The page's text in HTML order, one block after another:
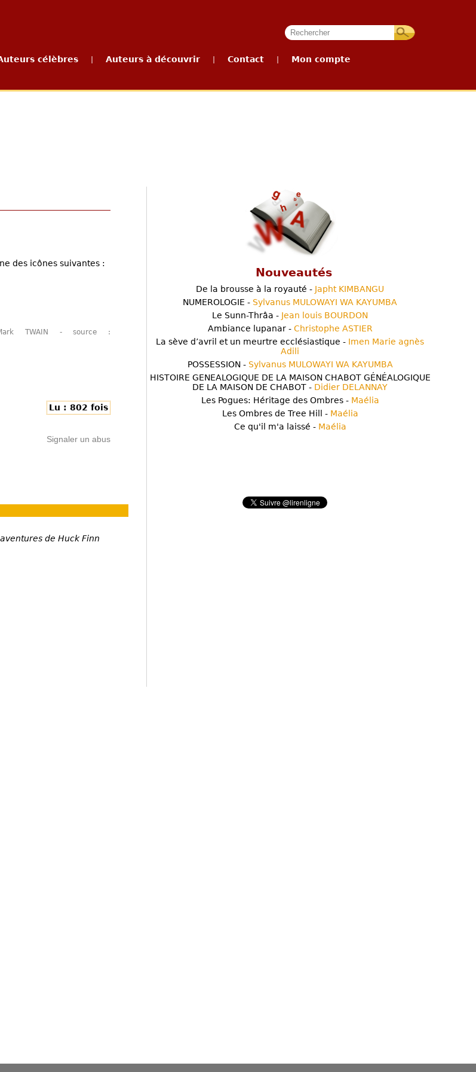
célèbres Auteurs à découvrir Contact Mon compte
des icônes suivantes :
TWAIN - source :
Lu : 802 fois
Signaler un abus
de Huck Finn
Nouveautés
De la brousse à la royauté - Japht KIMBANGU
NUMEROLOGIE - Sylvanus MULOWAYI WA KAYUMBA
Le Sunn-Thrâa - Jean louis BOURDON
Ambiance lupanar - Christophe ASTIER
La sève d’avril et un meurtre ecclésiastique - Imen Marie agnès
Adili
POSSESSION - Sylvanus MULOWAYI WA KAYUMBA
HISTOIRE GENEALOGIQUE DE LA MAISON CHABOT GÉNÉALOGIQUE
DE LA MAISON DE CHABOT - Didier DELANNAY
Les Pogues: Héritage des Ombres - Maélia
Les Ombres de Tree Hill - Maélia
Ce qu'il m'a laissé - Maélia